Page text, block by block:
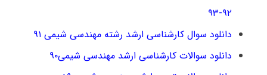
۹۲-۹۳
دانلود سوال کارشناسی ارشد رشته مهندسی شیمی ۹۱
دانلود سوالات کارشناسی ارشد مهندسی شیمی۹۰